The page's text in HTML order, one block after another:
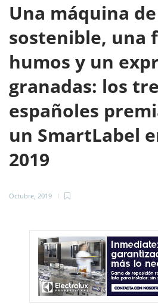
Una máquina
sostenible, una
humos y un
granadas: los
españoles
un SmartLabel
2019
Octubre, 2019